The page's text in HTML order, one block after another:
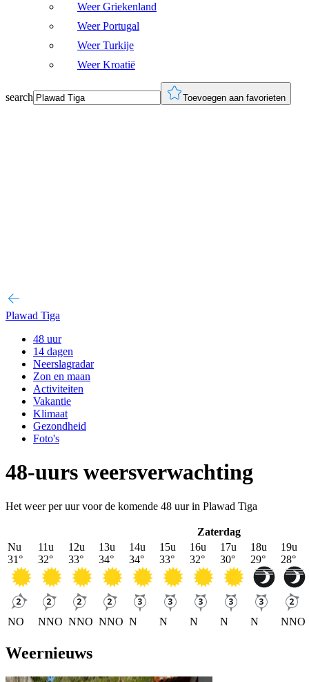
Weer Griekenland
Weer Portugal
Weer Turkije
Weer Kroatië
search Toevoegen aan favorieten
Plawad Tiga
48 uur
14 dagen
Neerslagradar
Zon en maan
Activiteiten
Vakantie
Klimaat
Gezondheid
Foto's
48-uurs weersverwachting
Het weer per uur voor de komende 48 uur in Plawad Tiga
Zaterdag
Nu
31°
NO
11u
32°
NNO
12u
33°
NNO
13u
34°
NNO
14u
34°
N
15u
33°
N
16u
32°
N
17u
30°
N
18u
29°
N
19u
28°
NNO
Weernieuws